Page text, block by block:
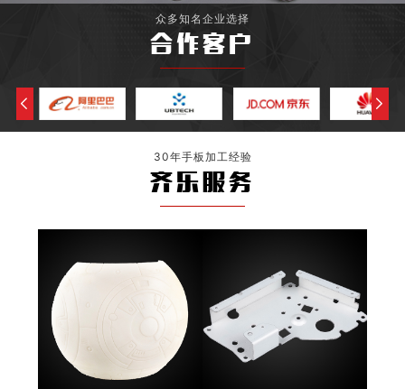
众多知名企业选择
合作客户
30年手板加工经验
齐乐服务